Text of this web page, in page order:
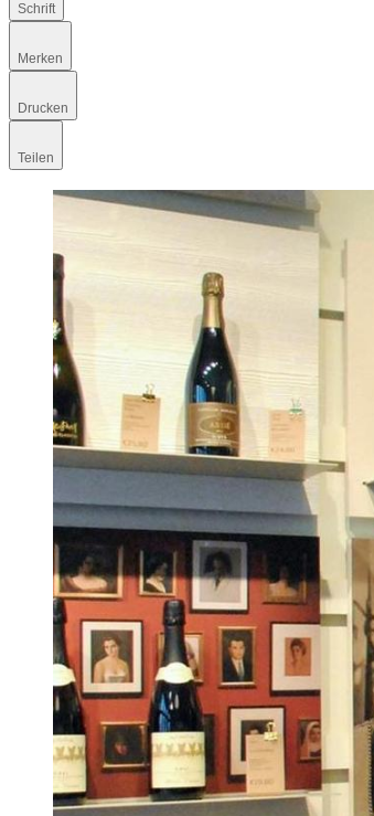
Schrift
Merken
Drucken
Teilen